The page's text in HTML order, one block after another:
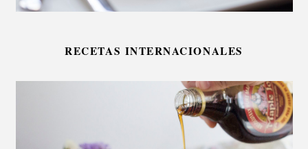
RECETAS INTERNACIONALES